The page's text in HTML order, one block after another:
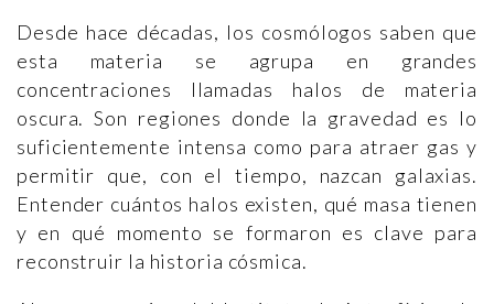
Desde hace décadas, los cosmólogos saben que
esta materia se agrupa en grandes
concentraciones llamadas halos de materia
oscura. Son regiones donde la gravedad es lo
suficientemente intensa como para atraer gas y
permitir que, con el tiempo, nazcan galaxias.
Entender cuántos halos existen, qué masa tienen
y en qué momento se formaron es clave para
reconstruir la historia cósmica.